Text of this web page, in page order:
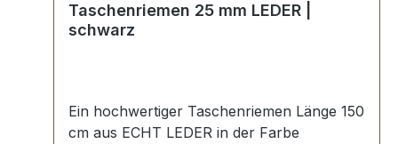
Taschenriemen 25 mm LEDER |
schwarz
Ein hochwertiger Taschenriemen Länge 150
cm aus ECHT LEDER in der Farbe